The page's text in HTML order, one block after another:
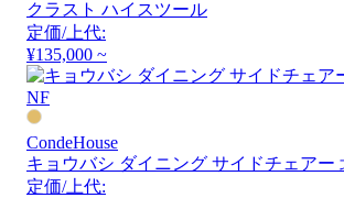
クラスト ハイスツール
定価/上代:
¥135,000 ~
CondeHouse
キョウバシ ダイニング サイドチェアー
定価/上代: